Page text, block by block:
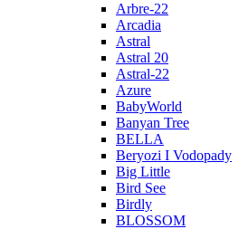
Arbre-22
Arcadia
Astral
Astral 20
Astral-22
Azure
BabyWorld
Banyan Tree
BELLA
Beryozi I Vodopady
Big Little
Bird See
Birdly
BLOSSOM